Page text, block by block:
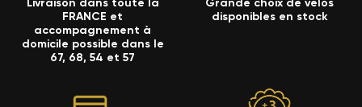
Livraison dans toute la
FRANCE et
accompagnement à
domicile possible dans le
67, 68, 54 et 57
Grande choix de vélos
disponibles en stock